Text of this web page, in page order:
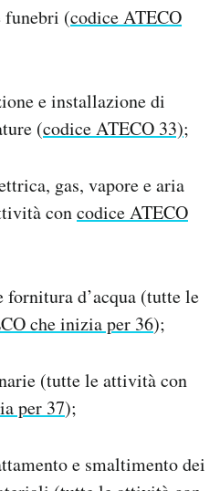
funebri (codice ATECO
e installazione di
(codice ATECO 33);
gas, vapore e aria
concodice ATECO
fornitura d’acqua (tutte le
che inizia per 36);
(tutte le attività con
per 37);
e smaltimento dei